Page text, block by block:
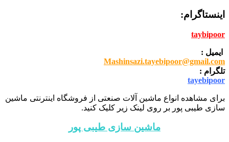
اینستاگرام:
taybipoor
ایمیل :
Mashinsazi.tayebipoor@gmail.com
تلگرام :
tayebipoor
برای مشاهده انواع ماشین آلات صنعتی از فروشگاه اینترنتی ماشین
سازی طیبی پور بر روی لینک زیر کلیک کنید.
ماشین سازی طیبی پور